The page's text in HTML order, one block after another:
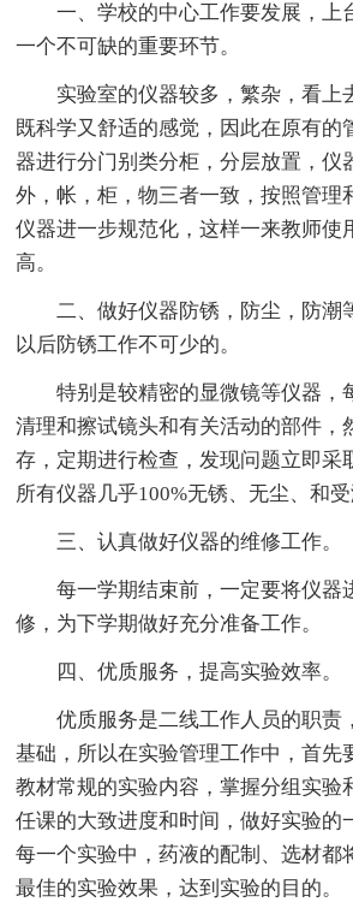
一、学校的中心工作要发展，上
一个不可缺的重要环节。
实验室的仪器较多，繁杂，看上
既科学又舒适的感觉，因此在原有的
器进行分门别类分柜，分层放置，仪
外，帐，柜，物三者一致，按照管理
仪器进一步规范化，这样一来教师使
高。
二、做好仪器防锈，防尘，防潮
以后防锈工作不可少的。
特别是较精密的显微镜等仪器，
清理和擦试镜头和有关活动的部件，
存，定期进行检查，发现问题立即采
所有仪器几乎100%无锈、无尘、和受
三、认真做好仪器的维修工作。
每一学期结束前，一定要将仪器
修，为下学期做好充分准备工作。
四、优质服务，提高实验效率。
优质服务是二线工作人员的职责
基础，所以在实验管理工作中，首先
教材常规的实验内容，掌握分组实验
任课的大致进度和时间，做好实验的
每一个实验中，药液的配制、选材都
最佳的实验效果，达到实验的目的。